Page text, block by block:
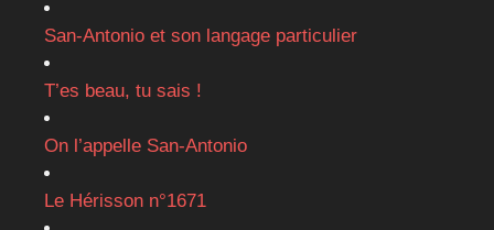
San-Antonio et son langage particulier
T’es beau, tu sais !
On l’appelle San-Antonio
Le Hérisson n°1671